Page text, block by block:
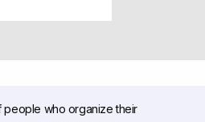
people who organize their